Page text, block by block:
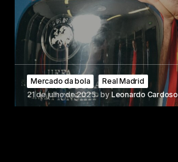
Mercado da bola
Real Madrid
21 de julho de 2025 by Leonardo Cardoso